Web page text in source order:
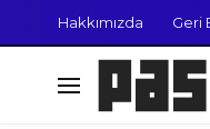
Hakkımızda Geri